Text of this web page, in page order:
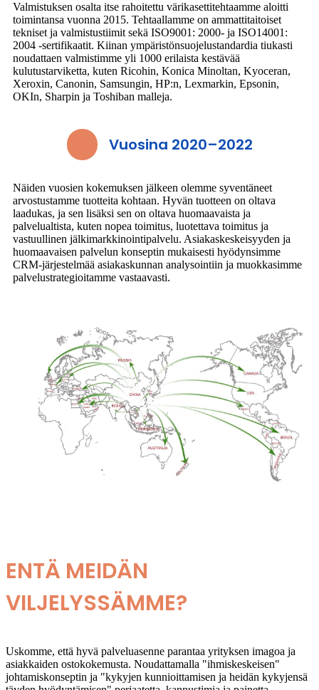
Valmistuksen osalta itse rahoitettu värikasettitehtaamme aloitti
toimintansa vuonna 2015. Tehtaallamme on ammattitaitoiset
tekniset ja valmistustiimit sekä ISO9001: 2000- ja ISO14001:
2004 -sertifikaatit. Kiinan ympäristönsuojelustandardia tiukasti
noudattaen valmistimme yli 1000 erilaista kestävää
kulutustarviketta, kuten Ricohin, Konica Minoltan, Kyoceran,
Xeroxin, Canonin, Samsungin, HP:n, Lexmarkin, Epsonin,
OKIn, Sharpin ja Toshiban malleja.
Vuosina 2020–2022
Näiden vuosien kokemuksen jälkeen olemme syventäneet
arvostustamme tuotteita kohtaan. Hyvän tuotteen on oltava
laadukas, ja sen lisäksi sen on oltava huomaavaista ja
palvelualtista, kuten nopea toimitus, luotettava toimitus ja
vastuullinen jälkimarkkinointipalvelu. Asiakaskeskeisyyden ja
huomaavaisen palvelun konseptin mukaisesti hyödynsimme
CRM-järjestelmää asiakaskunnan analysointiin ja muokkasimme
palvelustrategioitamme vastaavasti.
ENTÄ MEIDÄN
VILJELYSSÄMME?
Uskomme, että hyvä palveluasenne parantaa yrityksen imagoa ja
asiakkaiden ostokokemusta. Noudattamalla "ihmiskeskeisen"
johtamiskonseptin ja "kykyjen kunnioittamisen ja heidän kykyjensä